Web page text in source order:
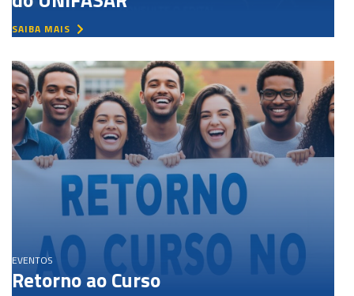
SAIBA MAIS
EVENTOS
Retorno ao Curso